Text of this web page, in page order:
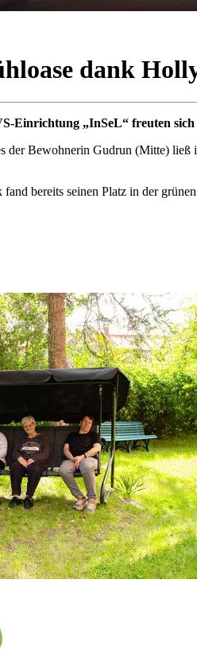
dank
Einrichtung „InSeL“ freuten
der Bewohnerin Gudrun (Mitte) ließ
fand bereits seinen Platz in der